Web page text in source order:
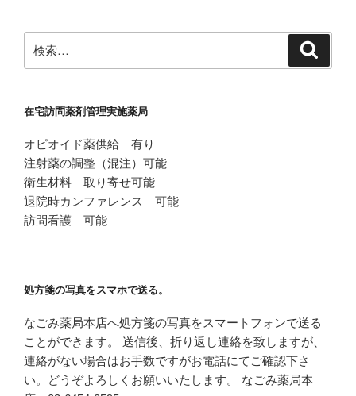
索:
在宅訪問薬剤管理実施薬局
オピオイド薬供給 有り
注射薬の調整（混注）可能
衛生材料 取り寄せ可能
退院時カンファレンス 可能
訪問看護 可能
処方箋の写真をスマホで送る。
なごみ薬局本店へ処方箋の写真をスマートフォンで送る
ことができます。 送信後、折り返し連絡を致しますが、
連絡がない場合はお手数ですがお電話にてご確認下さ
い。どうぞよろしくお願いいたします。 なごみ薬局本